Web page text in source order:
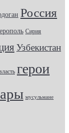
Россия
Сирия
Узбекистан
герои
мусульмане